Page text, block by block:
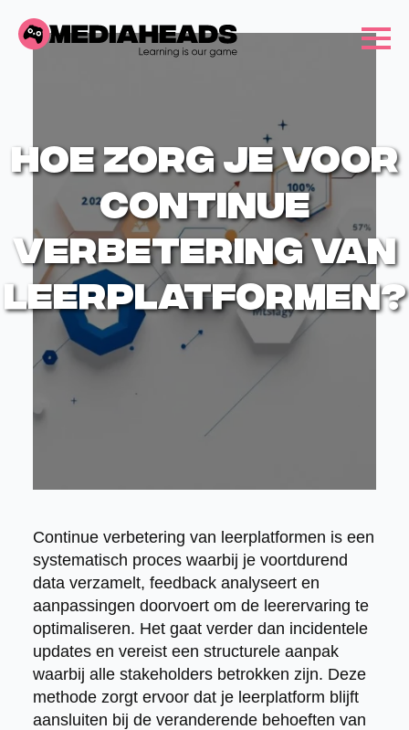
Hoe zorg je voor
continue
verbetering van
leerplatformen?
Continue verbetering van leerplatformen is een
systematisch proces waarbij je voortdurend
data verzamelt, feedback analyseert en
aanpassingen doorvoert om de leerervaring te
optimaliseren. Het gaat verder dan incidentele
updates en vereist een structurele aanpak
waarbij alle stakeholders betrokken zijn. Deze
methode zorgt ervoor dat je leerplatform blijft
aansluiten bij de veranderende behoeften van